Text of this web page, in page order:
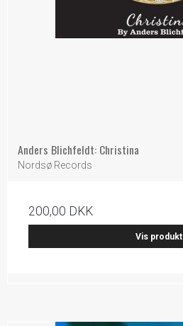
Anders Blichfeldt: Christina
Nordsø Records
200,00 DKK
Vis produkt